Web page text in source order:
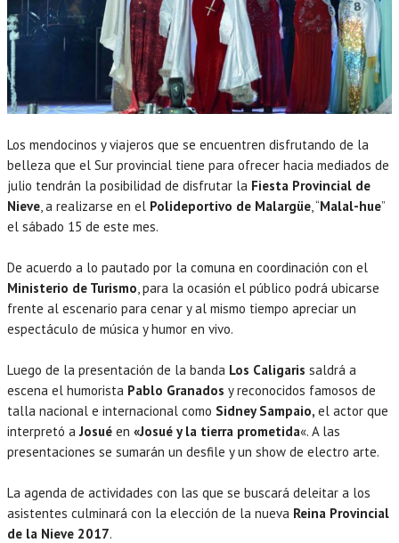
Los mendocinos y viajeros que se encuentren disfrutando de la
belleza que el Sur provincial tiene para ofrecer hacia mediados de
julio tendrán la posibilidad de disfrutar la Fiesta Provincial de
Nieve , a realizarse en el Polideportivo de Malargüe , “Malal-hue”
el sábado 15 de este mes.
De acuerdo a lo pautado por la comuna en coordinación con el
Ministerio de Turismo , para la ocasión el público podrá ubicarse
frente al escenario para cenar y al mismo tiempo apreciar un
espectáculo de música y humor en vivo.
Luego de la presentación de la banda Los Caligaris saldrá a
escena el humorista Pablo Granados y reconocidos famosos de
talla nacional e internacional como Sidney Sampaio, el actor que
interpretó a Josué en «Josué y la tierra prometida«. A las
presentaciones se sumarán un desfile y un show de electro arte.
La agenda de actividades con las que se buscará deleitar a los
asistentes culminará con la elección de la nueva Reina Provincial
de la Nieve 2017.